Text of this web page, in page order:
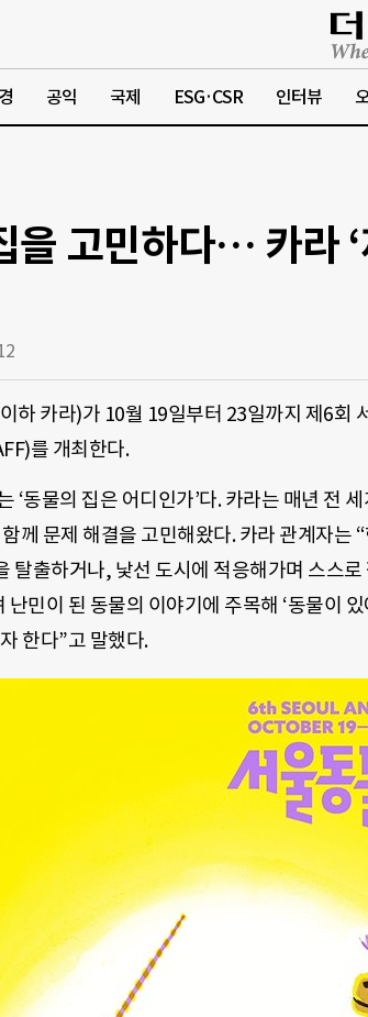
공익 국제 ESG·CSR 인터뷰
을 고민하다… 카라
하 카라)가 10월 19일부터 23일까지 제6
를 개최한다.
‘동물의 집은 어디인가’다. 카라는 매년 전
께 문제 해결을 고민해왔다. 카라 관계자는
탈출하거나, 낯선 도시에 적응해가며 스스
난민이 된 동물의 이야기에 주목해 ‘동물이
한다”고 말했다.